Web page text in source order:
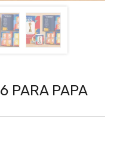
PARA PAPA